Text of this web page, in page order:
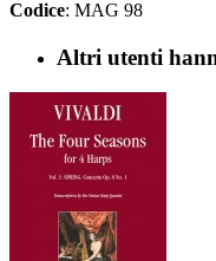
Codice: MAG 98
Altri utenti